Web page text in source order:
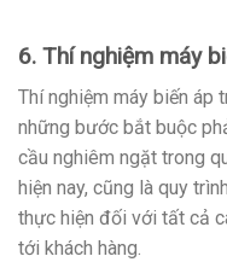
6. Thí nghiệm máy
Thí nghiệm máy biến áp
những bước bắt buộc
cầu nghiêm ngặt trong
hiện nay, cũng là quy
thực hiện đối với tất cả
tới khách hàng.